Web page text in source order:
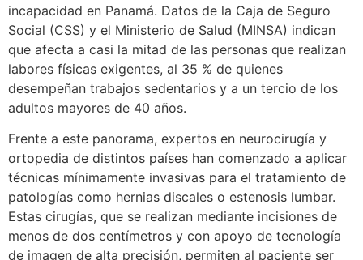
incapacidad en Panamá. Datos de la Caja de Seguro
Social (CSS) y el Ministerio de Salud (MINSA) indican
que afecta a casi la mitad de las personas que realizan
labores físicas exigentes, al 35 % de quienes
desempeñan trabajos sedentarios y a un tercio de los
adultos mayores de 40 años.
Frente a este panorama, expertos en neurocirugía y
ortopedia de distintos países han comenzado a aplicar
técnicas mínimamente invasivas para el tratamiento de
patologías como hernias discales o estenosis lumbar.
Estas cirugías, que se realizan mediante incisiones de
menos de dos centímetros y con apoyo de tecnología
de imagen de alta precisión, permiten al paciente ser